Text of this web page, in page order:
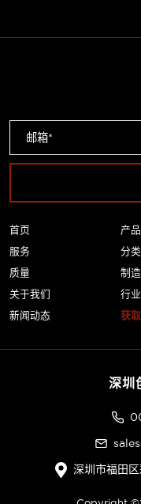
首页
服务
质量
关于我们
新闻动态
产品
分类
制
行业
获
深圳
深圳市福田